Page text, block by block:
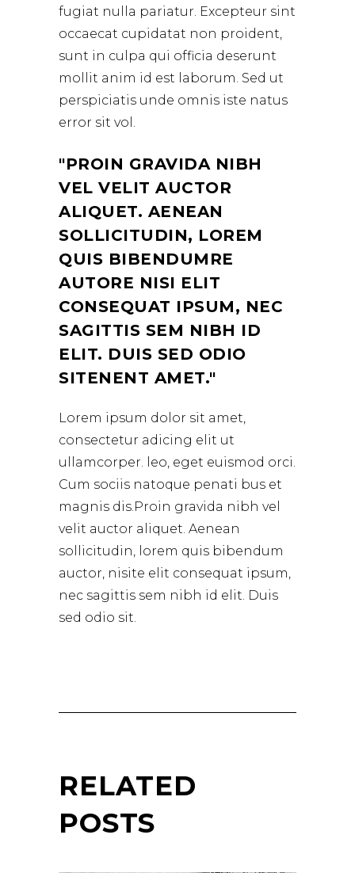
fugiat nulla pariatur. Excepteur sint
occaecat cupidatat non proident,
sunt in culpa qui officia deserunt
mollit anim id est laborum. Sed ut
perspiciatis unde omnis iste natus
error sit vol.
PROIN GRAVIDA NIBH
VEL VELIT AUCTOR
ALIQUET. AENEAN
SOLLICITUDIN, LOREM
QUIS BIBENDUMRE
AUTORE NISI ELIT
CONSEQUAT IPSUM, NEC
SAGITTIS SEM NIBH ID
ELIT. DUIS SED ODIO
SITENENT AMET.
Lorem ipsum dolor sit amet,
consectetur adicing elit ut
ullamcorper. leo, eget euismod orci.
Cum sociis natoque penati bus et
magnis dis.Proin gravida nibh vel
velit auctor aliquet. Aenean
sollicitudin, lorem quis bibendum
auctor, nisite elit consequat ipsum,
nec sagittis sem nibh id elit. Duis
sed odio sit.
RELATED
POSTS